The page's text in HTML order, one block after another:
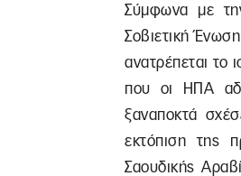
Σύμφωνα με
Σοβιετική
ανατρέπεται το
που οι ΗΠΑ
ξαναποκτά
εκτόπιση της
Σαουδικής